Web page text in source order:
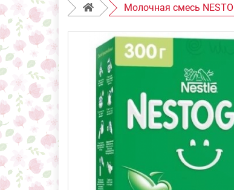
Молочная смесь